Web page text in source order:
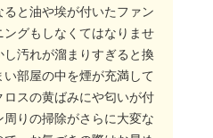
と油や埃が付いたファン
グもしなくてはなりませ
汚れが溜まりすぎると換
部屋の中を煙が充満して
スの黄ばみにや匂いが付
りの掃除がさらに大変な